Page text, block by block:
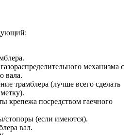
механизма с
вала.
трамблера (лучше всего сделать
крепежа посредством гаечного
стопоры (если имеются).
вал.